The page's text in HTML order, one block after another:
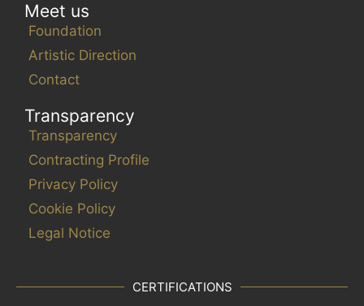
Meet us
Foundation
Artistic Direction
Contact
Transparency
Transparency
Contracting Profile
Privacy Policy
Cookie Policy
Legal Notice
CERTIFICATIONS